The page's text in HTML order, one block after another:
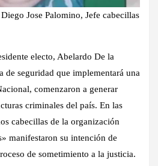
Jose Palomino, Jefe cabecillas
electo, Abelardo De la
de seguridad que implementará una
comenzaron a generar
criminales del país. En las
cabecillas de la organización
manifestaron su intención de
de sometimiento a la justicia.